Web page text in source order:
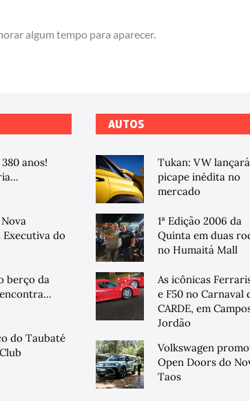
algum tempo para aparecer.
anos!
do
berço da
do Taubaté
AUTOS
Tukan: VW lançará
picape inédita no
mercado
1ª Edição 2006 da
Quinta em duas
no Humaitá Mall
As icônicas
e F50 no Carnaval
CARDE, em
Jordão
Volkswagen
Open Doors do
Taos